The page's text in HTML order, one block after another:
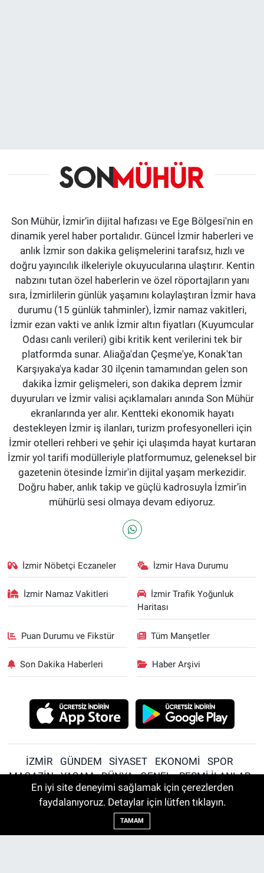
Son Mühür, İzmir’in dijital hafızası ve Ege Bölgesi'nin en
dinamik yerel haber portalıdır. Güncel İzmir haberleri ve
anlık İzmir son dakika gelişmelerini tarafsız, hızlı ve
doğru yayıncılık ilkeleriyle okuyucularına ulaştırır. Kentin
nabzını tutan özel haberlerin ve özel röportajların yanı
sıra, İzmirlilerin günlük yaşamını kolaylaştıran İzmir hava
durumu (15 günlük tahminler), İzmir namaz vakitleri,
İzmir ezan vakti ve anlık İzmir altın fiyatları (Kuyumcular
Odası canlı verileri) gibi kritik kent verilerini tek bir
platformda sunar. Aliağa'dan Çeşme'ye, Konak'tan
Karşıyaka'ya kadar 30 ilçenin tamamından gelen son
dakika İzmir gelişmeleri, son dakika deprem İzmir
duyuruları ve İzmir valisi açıklamaları anında Son Mühür
ekranlarında yer alır. Kentteki ekonomik hayatı
destekleyen İzmir iş ilanları, turizm profesyonelleri için
İzmir otelleri rehberi ve şehir içi ulaşımda hayat kurtaran
İzmir yol tarifi modülleriyle platformumuz, geleneksel bir
gazetenin ötesinde İzmir'in dijital yaşam merkezidir.
Doğru haber, anlık takip ve güçlü kadrosuyla İzmir’in
mühürlü sesi olmaya devam ediyoruz.
İzmir Nöbetçi Eczaneler İzmir Hava Durumu
İzmir Namaz Vakitleri
İzmir Trafik Yoğunluk
Haritası
Puan Durumu ve Fikstür Tüm Manşetler
Son Dakika Haberleri Haber Arşivi
İZMİR GÜNDEM SİYASET EKONOMİ
SPOR
MAGAZİN
YAŞAM DÜNYA GENEL
RESMİ İLANLAR
RESMİ REKLAM
Sitede yayınlanan içerik ve yorumlardan yazarları sorumludur.
Yayınlanan yorumlardan İzmir Haber, İzmir Son Dakika Haberleri |
En iyi site deneyimi sağlamak için çerezlerden
faydalanıyoruz. Detaylar için lütfen tıklayın.
TAMAM